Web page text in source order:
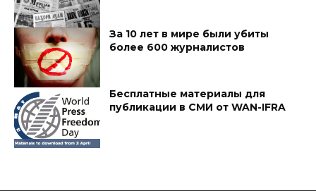
За 10 лет в мире были убиты
более 600 журналистов
Бесплатные материалы для
публикации в СМИ от WAN-IFRA